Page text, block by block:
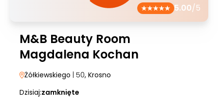
5.00/5
M&B Beauty Room
Magdalena Kochan
Żółkiewskiego | 50, Krosno
Dzisiaj:zamknięte